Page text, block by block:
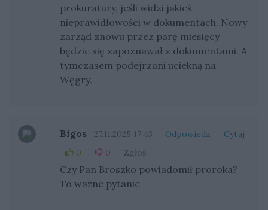
prokuratury, jeśli widzi jakieś
nieprawidłowości w dokumentach. Nowy
zarząd znowu przez parę miesięcy
będzie się zapoznawał z dokumentami. A
tymczasem podejrzani uciekną na
Węgry.
Bigos 27.11.2025 17:43 Odpowiedz
Cytuj
0
0 Zgłoś
Czy Pan Broszko powiadomił proroka?
To ważne pytanie